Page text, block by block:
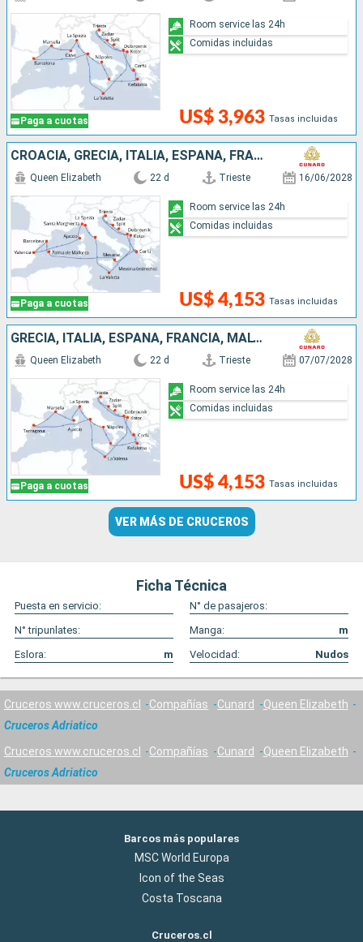
Paga a cuotas US$ 3,963 Tasas incluidas
Room service las 24h
Comidas incluidas
CROACIA, GRECIA, ITALIA, ESPAÑA, FRANCIA, MALTA, MONTENEGRO
Paga a cuotas
Queen Elizabeth 22 d Trieste 16/06/2028
US$ 4,153 Tasas incluidas
Room service las 24h
Comidas incluidas
GRECIA, ITALIA, ESPAÑA, FRANCIA, MALTA, MONTENEGRO, CROACIA
Paga a cuotas
Queen Elizabeth 22 d Trieste 07/07/2028
US$ 4,153 Tasas incluidas
Room service las 24h
Comidas incluidas
VER MÁS DE CRUCEROS
Ficha Técnica
Puesta en servicio:
N° de pasajeros:
N° tripunlates:
Manga:
m
Eslora:
m Velocidad: Nudos
Cruceros www.cruceros.cl Compañías Cunard
Queen Elizabeth
Cruceros Adriatico
Cruceros www.cruceros.cl Compañías Cunard
Queen Elizabeth
Cruceros Adriatico
Barcos más populares
MSC World Europa
Icon of the Seas
Costa Toscana
Cruceros.cl